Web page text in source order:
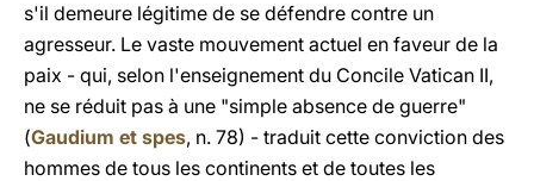
s'il demeure légitime de se défendre contre un
agresseur. Le vaste mouvement actuel en faveur de la
paix - qui, selon l'enseignement du Concile Vatican II,
ne se réduit pas à une "simple absence de guerre"
(Gaudium et spes, n. 78) - traduit cette conviction des
hommes de tous les continents et de toutes les